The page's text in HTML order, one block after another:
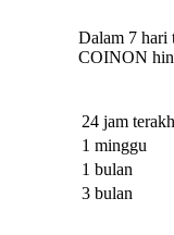
Dalam 7 hari
COINON
24 jam
1 minggu
1 bulan
3 bulan